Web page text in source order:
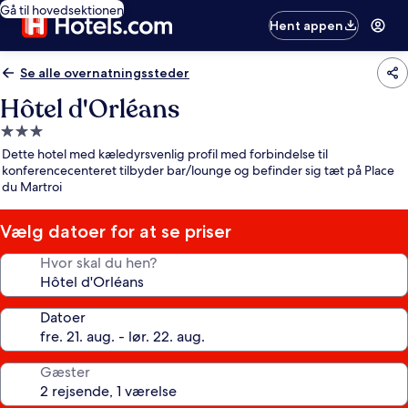
Gå til hovedsektionen
Hent appen
Se alle overnatningssteder
Hôtel d'Orléans
3.0-
stjernet
overnatningssted
Dette hotel med kæledyrsvenlig profil med forbindelse til
konferencecenteret tilbyder bar/lounge og befinder sig tæt på Place
du Martroi
Vælg datoer for at se priser
Hvor skal du hen?
Datoer
Gæster